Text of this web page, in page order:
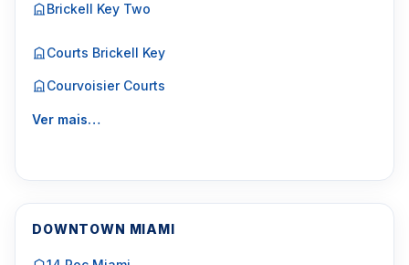
Brickell Key Two
Courts Brickell Key
Courvoisier Courts
Ver mais…
DOWNTOWN MIAMI